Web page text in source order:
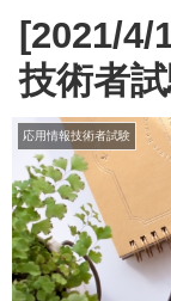
[2021/4/
技術者
応用情報技術者試験